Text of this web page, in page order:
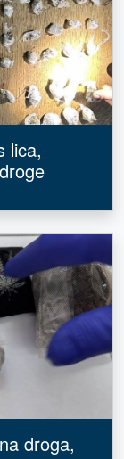
lica,
droga,